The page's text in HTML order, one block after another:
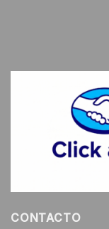
CONTACTO